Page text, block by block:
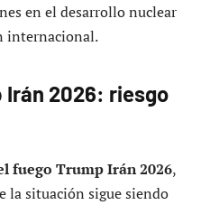
en el desarrollo nuclear
internacional.
Irán 2026: riesgo
fuego Trump Irán 2026,
la situación sigue siendo